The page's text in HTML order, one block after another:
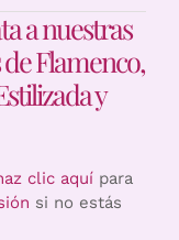
a nuestras
de Flamenco,
y
clic aquípara
si no estás